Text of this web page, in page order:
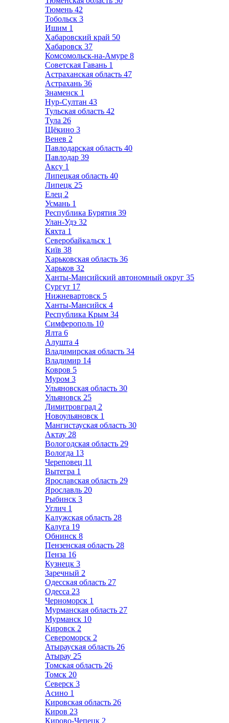
Тюмень 42
Тобольск 3
Ишим 1
Хабаровский край 50
Хабаровск 37
Комсомольск-на-Амуре 8
Советская Гавань 1
Астраханская область 47
Астрахань 36
Знаменск 1
Нур-Султан 43
Тульская область 42
Тула 26
Щёкино 3
Венев 2
Павлодарская область 40
Павлодар 39
Аксу 1
Липецкая область 40
Липецк 25
Елец 2
Усмань 1
Республика Бурятия 39
Улан-Удэ 32
Кяхта 1
Северобайкальск 1
Київ 38
Харьковская область 36
Харьков 32
Ханты-Мансийский автономный округ 35
Сургут 17
Нижневартовск 5
Ханты-Мансийск 4
Республика Крым 34
Симферополь 10
Ялта 6
Алушта 4
Владимирская область 34
Владимир 14
Ковров 5
Муром 3
Ульяновская область 30
Ульяновск 25
Димитровград 2
Новоульяновск 1
Мангистауская область 30
Актау 28
Вологодская область 29
Вологда 13
Череповец 11
Вытегра 1
Ярославская область 29
Ярославль 20
Рыбинск 3
Углич 1
Калужская область 28
Калуга 19
Обнинск 8
Пензенская область 28
Пенза 16
Кузнецк 3
Заречный 2
Одесская область 27
Одесса 23
Черноморск 1
Мурманская область 27
Мурманск 10
Кировск 2
Североморск 2
Атырауская область 26
Атырау 25
Томская область 26
Томск 20
Северск 3
Асино 1
Кировская область 26
Киров 23
Кирово-Чепецк 2